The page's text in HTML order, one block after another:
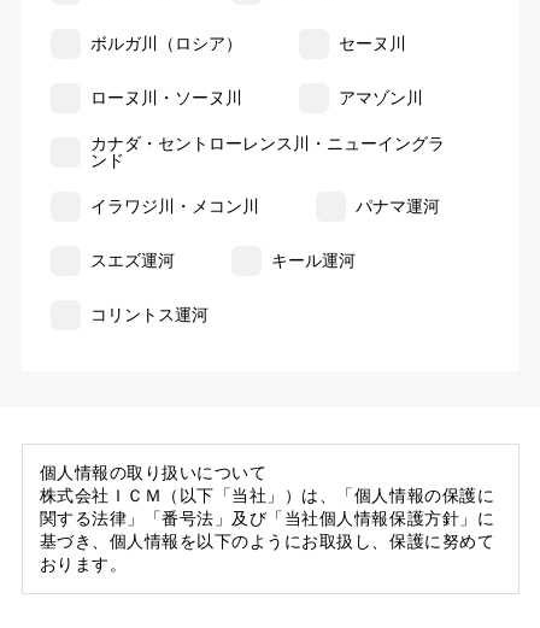
ボルガ川（ロシア） セーヌ川
ローヌ川・ソーヌ川 アマゾン川
カナダ・セントローレンス川・ニューイングラ
ンド
イラワジ川・メコン川 パナマ運河
スエズ運河 キール運河
コリントス運河
個人情報の取り扱いについて
株式会社ＩＣＭ（以下「当社」）は、「個人情報の保護に
関する法律」「番号法」及び「当社個人情報保護方針」に
基づき、個人情報を以下のようにお取扱し、保護に努めて
おります。